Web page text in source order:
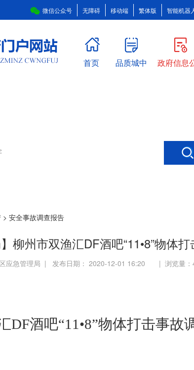
微信公众号 无障碍 移动端 繁体版 智能机器
首页 品质城中 政府信息
> 安全事故调查报告
柳州市双渔汇DF酒吧“11•8”物体
区应急管理局 | 发布日期： 2020-12-01 16:20 | 浏览量：
DF酒吧“11 •8”物体打击事故